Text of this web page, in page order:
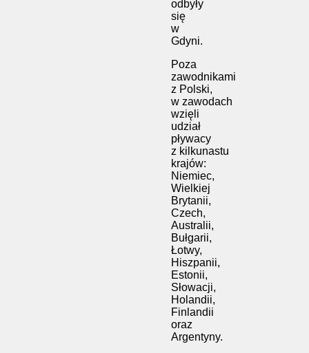
odbyły
się
w
Gdyni.
Poza
zawodnikami
z Polski,
w zawodach
wzięli
udział
pływacy
z kilkunastu
krajów:
Niemiec,
Wielkiej
Brytanii,
Czech,
Australii,
Bułgarii,
Łotwy,
Hiszpanii,
Estonii,
Słowacji,
Holandii,
Finlandii
oraz
Argentyny.